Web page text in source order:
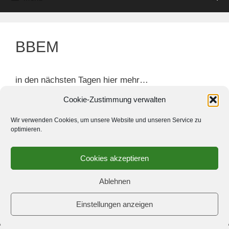
Cookie-Zustimmung verwalten
Wir verwenden Cookies, um unsere Website und unseren Service zu
optimieren.
Cookies akzeptieren
Ablehnen
Einstellungen anzeigen
BBEM
in den nächsten Tagen hier mehr…
© 2026 Schach-Club Kreuzberg e.V.• Erstellt mit